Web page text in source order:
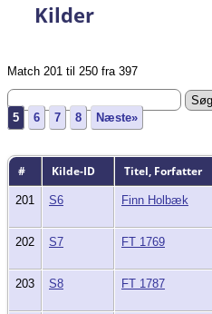
Kilder
Match 201 til 250 fra 397
5
6 7 8 Næste»
# Kilde-ID Titel, Forfatter
201 S6 Finn Holbæk
202 S7 FT 1769
203 S8 FT 1787